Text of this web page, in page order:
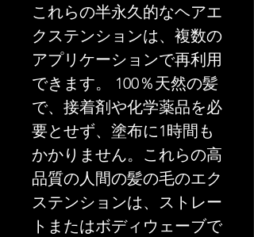
これらの半永久的なヘアエ
クステンションは、複数の
アプリケーションで再利用
できます。 100％天然の髪
で、接着剤や化学薬品を必
要とせず、塗布に1時間も
かかりません。これらの高
品質の人間の髪の毛のエク
ステンションは、ストレー
トまたはボディウェーブで